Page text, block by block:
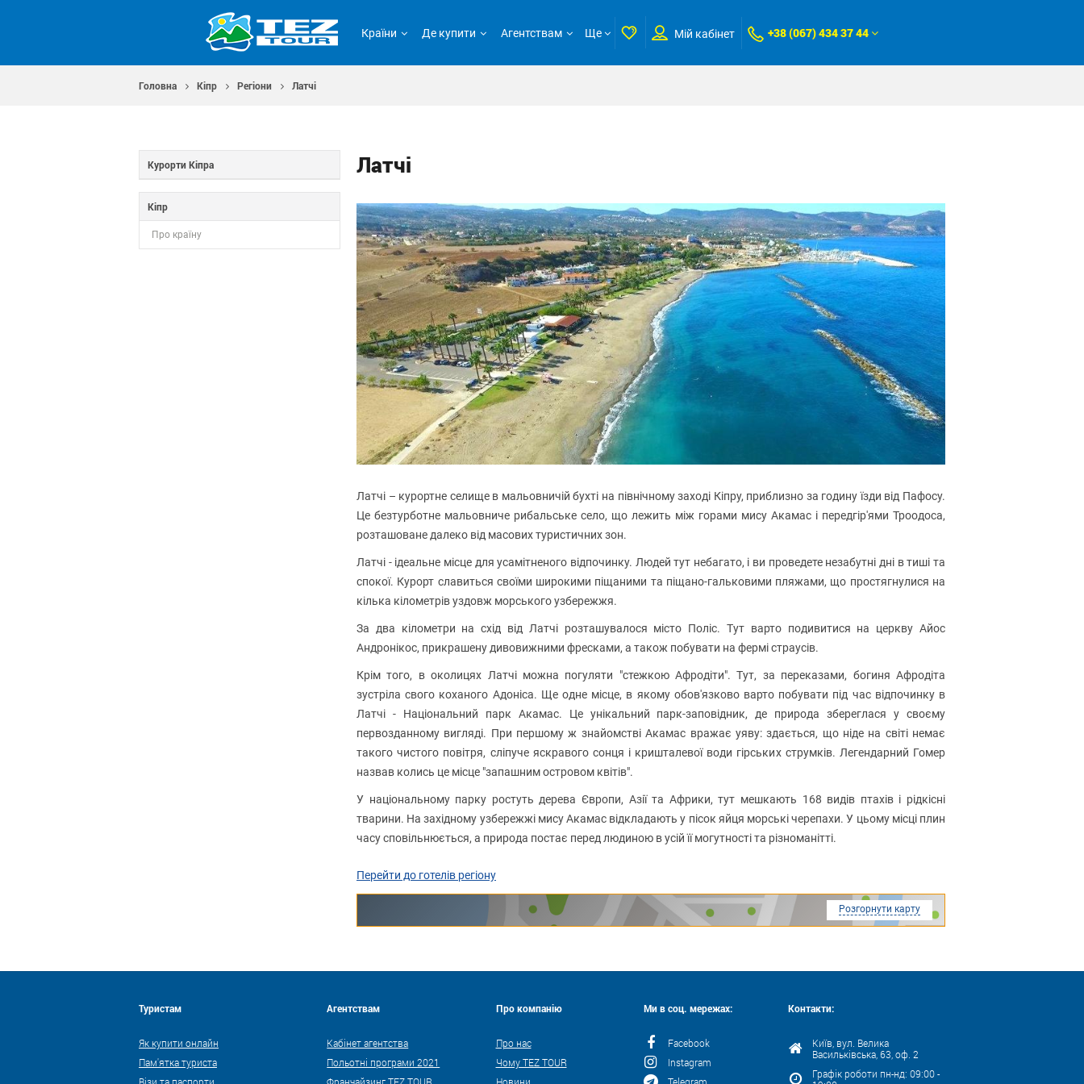
Країни Де купити Агентствам Ще Мій кабінет +38 (067) 434 37 44
Головна Кіпр Регіони Латчі
Курорти Кіпра
Кіпр
Про країну
Латчі
Латчі – курортне селище в мальовничій бухті на північному заході Кіпру, приблизно за годину їзди від Пафосу.
Це безтурботне мальовниче рибальське село, що лежить між горами мису Акамас і передгір'ями Троодоса,
розташоване далеко від масових туристичних зон.
Латчі - ідеальне місце для усамітненого відпочинку. Людей тут небагато, і ви проведете незабутні дні в тиші та
спокої. Курорт славиться своїми широкими піщаними та піщано-гальковими пляжами, що простягнулися на
кілька кілометрів уздовж морського узбережжя.
За два кілометри на схід від Латчі розташувалося місто Поліс. Тут варто подивитися на церкву Айос
Андронікос, прикрашену дивовижними фресками, а також побувати на фермі страусів.
Крім того, в околицях Латчі можна погуляти "стежкою Афродіти". Тут, за переказами, богиня Афродіта
зустріла свого коханого Адоніса. Ще одне місце, в якому обов'язково варто побувати під час відпочинку в
Латчі - Національний парк Акамас. Це унікальний парк-заповідник, де природа збереглася у своєму
первозданному вигляді. При першому ж знайомстві Акамас вражає уяву: здається, що ніде на світі немає
такого чистого повітря, сліпуче яскравого сонця і кришталевої води гірських струмків. Легендарний Гомер
назвав колись це місце "запашним островом квітів".
У національному парку ростуть дерева Європи, Азії та Африки, тут мешкають 168 видів птахів і рідкісні
тварини. На західному узбережжі мису Акамас відкладають у пісок яйця морські черепахи. У цьому місці плин
часу сповільнюється, а природа постає перед людиною в усій її могутності та різноманітті.
Перейти до готелів регіону
Розгорнути карту
Туристам
Як купити онлайн
Пам'ятка туриста
Агентствам
Кабінет агентства
Польотні програми 2021
Про компанію
Про нас
Чому TEZ TOUR
Ми в соц. мережах:
Facebook
Instagram
Контакти:
Київ, вул. Велика
Васильківська, 63, оф. 2
Графік роботи пн-нд: 09:00 -